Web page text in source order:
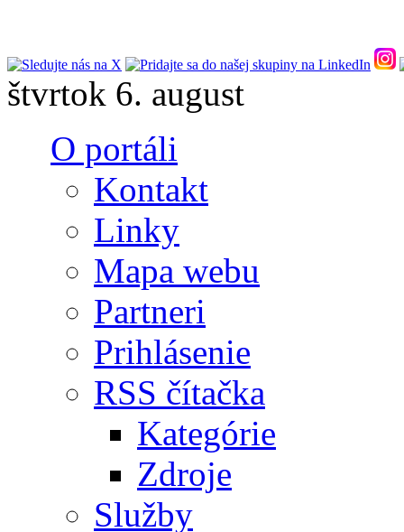
Skočiť na hlavný obsah
štvrtok 6. august
O portáli
Kontakt
Linky
Mapa webu
Partneri
Prihlásenie
RSS čítačka
Kategórie
Zdroje
Služby